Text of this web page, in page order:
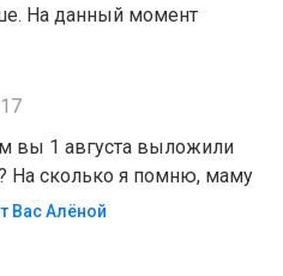
На данный момент
вы 1 августа выложили
На сколько я помню, маму
Вас Алëной